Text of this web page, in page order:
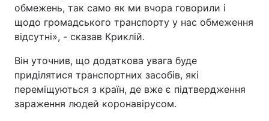
Тема оформлення
обмежень, так само як ми вчора говорили і
щодо громадського транспорту у нас обмеження
відсутні», - сказав Криклій.
Він уточнив, що додаткова увага буде
приділятися транспортних засобів, які
переміщуються з країн, де вже є підтвердження
зараження людей коронавірусом.